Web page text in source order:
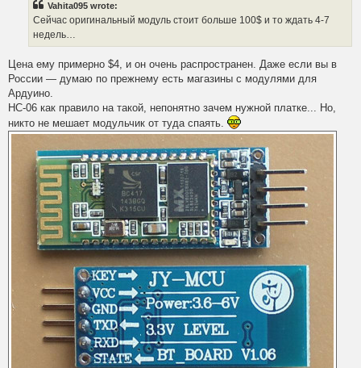
Vahita095 wrote:
Сейчас оригинальный модуль стоит больше 100$ и то ждать 4-7
недель…
Цена ему примерно $4, и он очень распространен. Даже если вы в
России — думаю по прежнему есть магазины с модулями для
Ардуино.
HC-06 как правило на такой, непонятно зачем нужной платке... Но,
никто не мешает модульчик от туда спаять.